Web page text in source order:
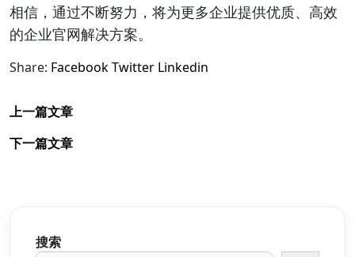
相信，通过不断努力，将为更多企业提供优质、高效
的企业官网解决方案。
Share: FacebookTwitter Linkedin
上一篇文章
下一篇文章
搜索